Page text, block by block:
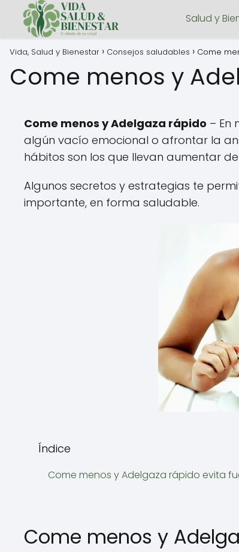
Salud y
Vida, Salud y Bienestar Consejos saludables Come
Come menos y
Come menos y Adelgaza rápido – En
algún vacío emocional o afrontar la
hábitos son los que llevan aumentar
Algunos secretos y estrategias te
importante, en forma saludable.
Índice
Come menos y Adelgaza rápido evita
Come menos y